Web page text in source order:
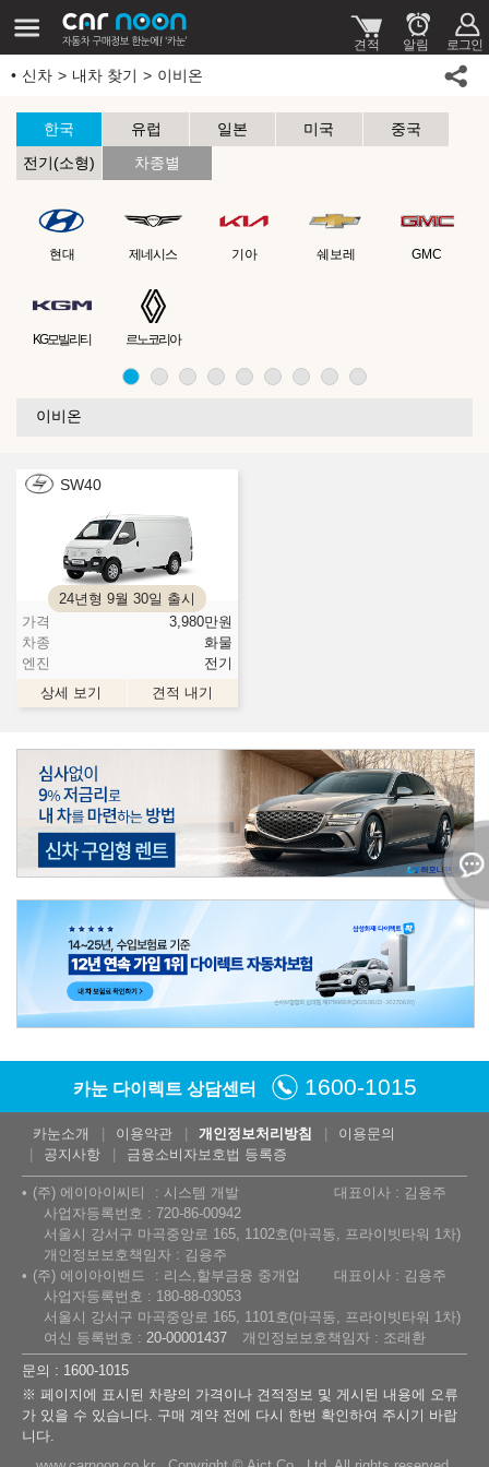
신차 내차 찾기 이비온
한국 유럽 일본 미국
중국
전기(소형)
차종별
현대 제네시스 기아 쉐보레 GMC
KG모빌리티 르노코리아
이비온
SW40
24년형 9월 30일 출시
가격
3,980만원
차종
화물
엔진
전기
상세 보기
견적 내기
카눈 다이렉트 상담센터 1600-1015
카눈소개 이용약관 개인정보처리방침
이용문의
공지사항
금융소비자보호법 등록증
(주) 에이아이씨티 시스템 개발
대표이사 : 김용주
사업자등록번호 : 720-86-00942
서울시 강서구 마곡중앙로 165, 1102호(마곡동, 프라이빗타워 1차)
개인정보보호책임자 : 김용주
(주) 에이아이밴드
리스,할부금융 중개업
대표이사 : 김용주
사업자등록번호 : 180-88-03053
서울시 강서구 마곡중앙로 165, 1101호(마곡동, 프라이빗타워 1차)
여신 등록번호 : 20-00001437
개인정보보호책임자 : 조래환
문의 : 1600-1015
※ 페이지에 표시된 차량의 가격이나 견적정보 및 게시된 내용에 오류
가 있을 수 있습니다. 구매 계약 전에 다시 한번 확인하여 주시기 바랍
니다.